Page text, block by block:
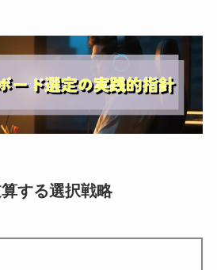
する選択戦略